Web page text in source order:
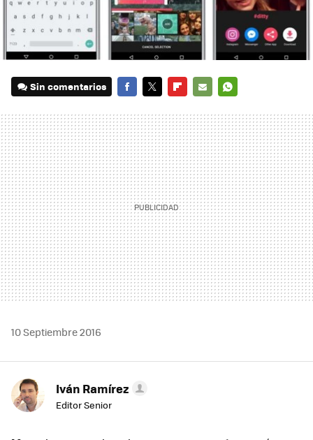
Sin comentarios
MAIL
10 Septiembre 2016
Iván Ramírez
Editor Senior